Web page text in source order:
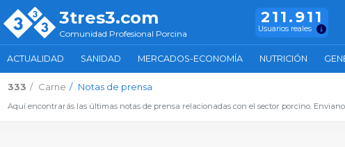
3tres3.com
Comunidad Profesional Porcina
211.911
Usuarios reales
ACTUALIDAD SANIDAD MERCADOS-ECONOMÍA NUTRICIÓN
333 Carne Notas de prensa
Aquí encontrarás las últimas notas de prensa relacionadas con el sector porcino.